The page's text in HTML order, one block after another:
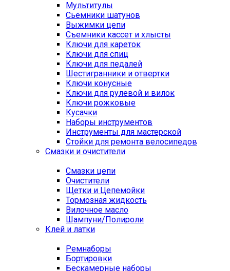
Мультитулы
Сьемники шатунов
Выжимки цепи
Съемники кассет и хлысты
Ключи для кареток
Ключи для спиц
Ключи для педалей
Шестигранники и отвертки
Ключи конусные
Ключи для рулевой и вилок
Ключи рожковые
Кусачки
Наборы инструментов
Инструменты для мастерской
Стойки для ремонта велосипедов
Смазки и очистители
Смазки цепи
Очистители
Щетки и Цепемойки
Тормозная жидкость
Вилочное масло
Шампуни/Полироли
Клей и латки
Ремнаборы
Бортировки
Бескамерные наборы